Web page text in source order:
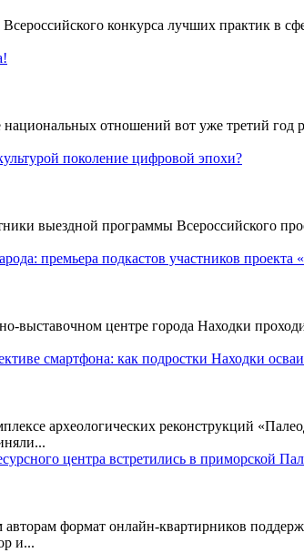
конкурса лучших практик в
отношений вот уже третий год
поколение цифровой эпохи?
выездной программы Всероссийского
премьера подкастов участников
выставочном центре города Находки
смартфона: как подростки Находки
археологических реконструкций
центра встретились в приморской
формат онлайн-квартирников
и...